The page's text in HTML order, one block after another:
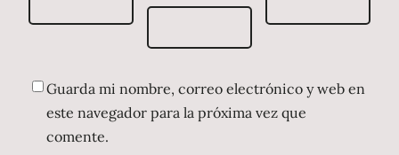
Guarda mi nombre, correo electrónico y web en
este navegador para la próxima vez que
comente.